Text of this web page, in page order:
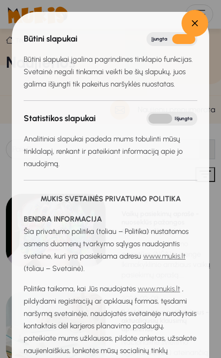
Būtini slapukai Įjungta
Būtini slapukai įgalina pagrindines tinklapio funkcijas.
Svetainė negali tinkamai veikti be šių slapukų, juos
galima išjungti tik pakeitus naršyklės nuostatas.
Statistikos slapukai Išjungta
Analitiniai slapukai padeda mums tobulinti mūsų
tinklalapį, renkant ir pateikiant informaciją apie jo
naudojimą.
MUKIS SVETAINĖS PRIVATUMO POLITIKA
BENDRA INFORMACIJA
Šia privatumo politika (toliau – Politika) nustatomos
asmens duomenų tvarkymo sąlygos naudojantis
svetaine, kuri yra pasiekiama adresu www.mukis.lt
(toliau – Svetainė).
Politika taikoma, kai Jūs naudojatės www.mukis.lt ,
pildydami registracijų ar apklausų formas, tęsdami
naršymą svetainėje, naudojatės svetainėje nurodytais
kontaktais dėl karjeros planavimo paslaugų,
pateikiate mums užklausas, pildote anketas, užsakote
naujienlaiškius, lankotės mūsų socialinių tinklų
Titulinis Naujienos
Naujienos
Naujienų prenumerata
2024-02-08
stebėjimo žingsniai
Nacionalinė švietimo
agentūra (NŠA) parengė
Ikimokyklinio amžiaus vaikų
2024-02-08
Prieš tarpinius patikrinimus -
aktualiausių klausimų
aptarimas
Nacionalinė švietimo
agentūra (NŠA) ateinančią